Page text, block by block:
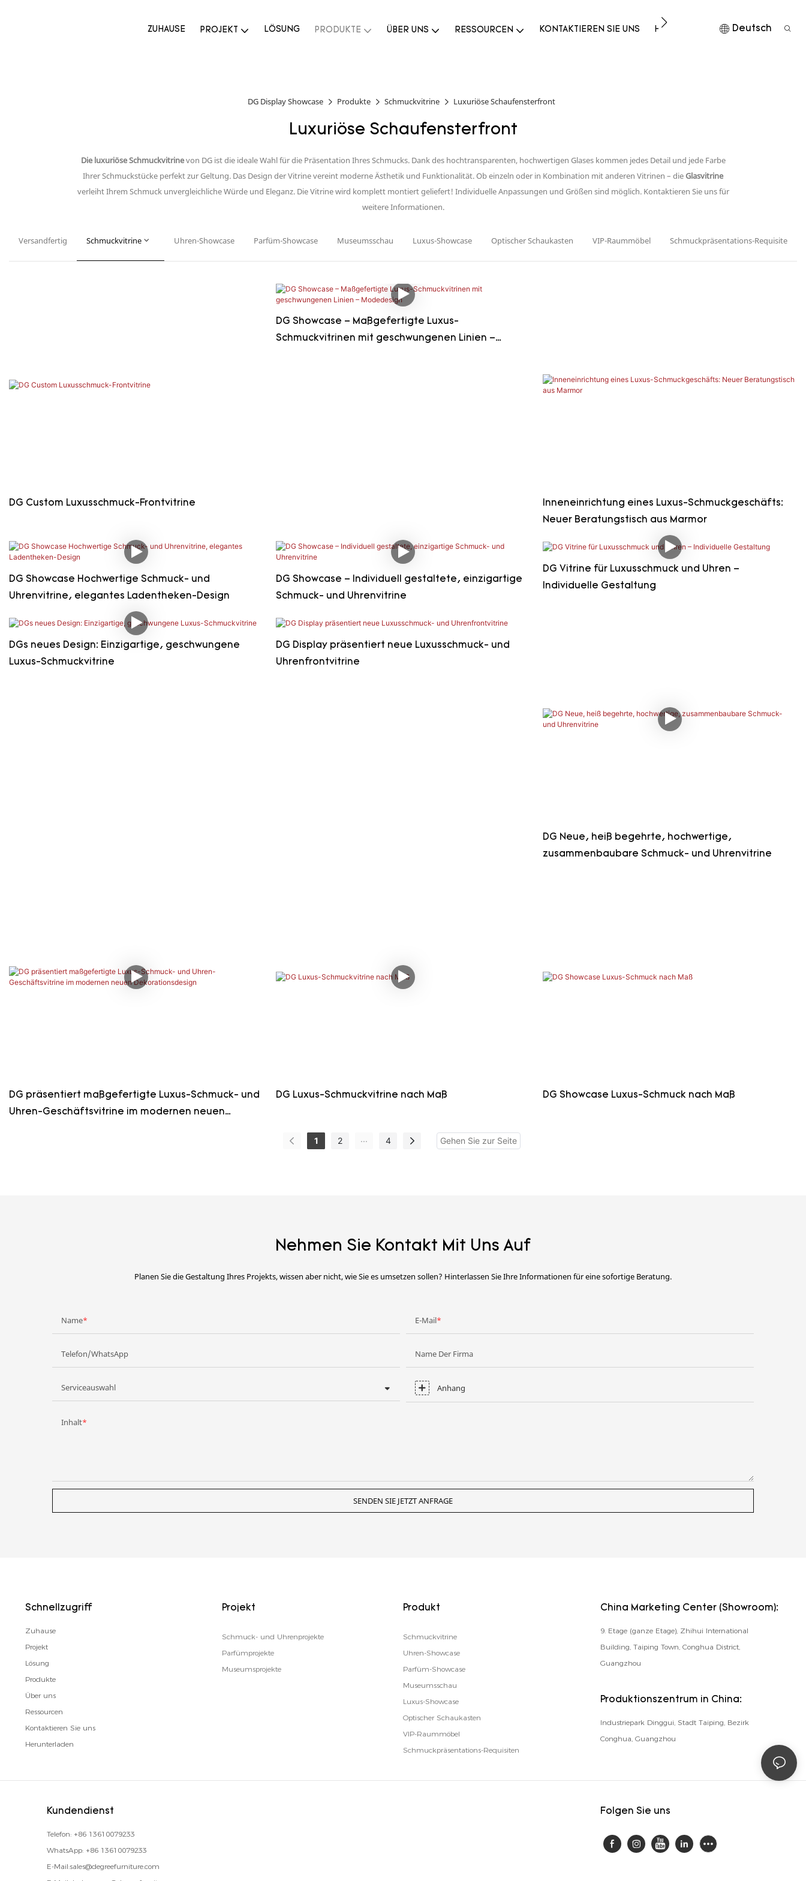
ZUHAUSE PROJEKT LÖSUNG PRODUKTE ÜBER UNS RESSOURCEN KONTAKTIEREN SIE UNS HERUNTERLADEN Deutsch
DG Display Showcase Produkte Schmuckvitrine Luxuriöse Schaufensterfront
Luxuriöse Schaufensterfront
Die luxuriöse Schmuckvitrinevon DG ist die ideale Wahl für die Präsentation Ihres Schmucks. Dank des hochtransparenten, hochwertigen Glases kommen jedes Detail und jede Farbe
Ihrer Schmuckstücke perfekt zur Geltung. Das Design der Vitrine vereint moderne Ästhetik und Funktionalität. Ob einzeln oder in Kombination mit anderen Vitrinen – dieGlasvitrine
verleiht Ihrem Schmuck unvergleichliche Würde und Eleganz. Die Vitrine wird komplett montiert geliefert! Individuelle Anpassungen und Größen sind möglich. Kontaktieren Sie uns für
weitere Informationen.
Versandfertig Schmuckvitrine Uhren-Showcase Parfüm-Showcase Museumsschau Luxus-Showcase Optischer Schaukasten VIP-Raummöbel Schmuckpräsentations-Requisiten
Luxuriöse Schaufensterfront Aufrechte Vitrinen Inselvitrine Wandmontierte Vitrine Schmuckpräsentationstisch
DG Custom Luxusschmuck-Frontvitrine
DG Showcase – Maßgefertigte Luxus-
Schmuckvitrinen mit geschwungenen Linien –
Inneneinrichtung eines Luxus-Schmuckgeschäfts:
Neuer Beratungstisch aus Marmor
DG Showcase Hochwertige Schmuck- und
Uhrenvitrine, elegantes Ladentheken-Design
DG Showcase – Individuell gestaltete, einzigartige
Schmuck- und Uhrenvitrine
DG Vitrine für Luxusschmuck und Uhren –
Individuelle Gestaltung
DGs neues Design: Einzigartige, geschwungene
Luxus-Schmuckvitrine
DG Display präsentiert neue Luxusschmuck- und
Uhrenfrontvitrine
DG Neue, heiß begehrte, hochwertige,
zusammenbaubare Schmuck- und Uhrenvitrine
DG präsentiert maßgefertigte Luxus-Schmuck- und
Uhren-Geschäftsvitrine im modernen neuen
DG Luxus-Schmuckvitrine nach Maß DG Showcase Luxus-Schmuck nach Maß
1 2 ... 4
Nehmen Sie Kontakt Mit Uns Auf
Planen Sie die Gestaltung Ihres Projekts, wissen aber nicht, wie Sie es umsetzen sollen? Hinterlassen Sie Ihre Informationen für eine sofortige Beratung.
Name E-Mail
Telefon/WhatsApp Name Der Firma
Serviceauswahl Anhang
Inhalt
SENDEN SIE JETZT ANFRAGE
Schnellzugriff
Zuhause
Projekt
Lösung
Produkte
Über uns
Ressourcen
Kontaktieren Sie uns
Herunterladen
Projekt
Schmuck- und Uhrenprojekte
Parfümprojekte
Museumsprojekte
Produkt
Schmuckvitrine
Uhren-Showcase
Parfüm-Showcase
Museumsschau
Luxus-Showcase
Optischer Schaukasten
VIP-Raummöbel
Schmuckpräsentations-Requisiten
China Marketing Center (Showroom):
9. Etage (ganze Etage), Zhihui International
Building, Taiping Town, Conghua District,
Guangzhou
Produktionszentrum in China:
Industriepark Dinggui, Stadt Taiping, Bezirk
Conghua, Guangzhou
Kundendienst
Telefon: +86 13610079233
WhatsApp: +86 13610079233
E-Mail:sales@degreefurniture.com
Folgen Sie uns